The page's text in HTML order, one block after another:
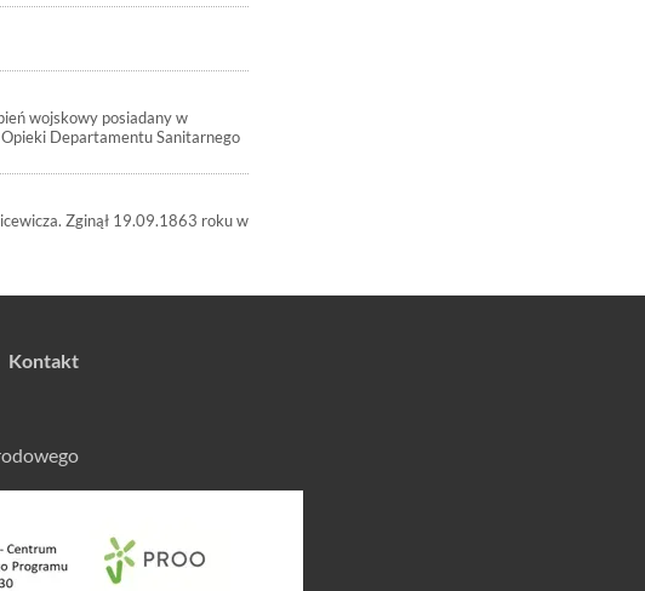
wojskowy posiadany w
Departamentu Sanitarnego
Zginął 19.09.1863 roku w
Kontakt